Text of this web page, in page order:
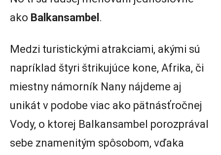
ako Balkansambel .
Medzi turistickými atrakciami, akými sú
napríklad štyri štrikujúce kone, Afrika, či
miestny námorník Nany nájdeme aj
unikát v podobe viac ako pätnásťročnej
Vody, o ktorej Balkansambel porozprával
sebe znamenitým spôsobom, vďaka